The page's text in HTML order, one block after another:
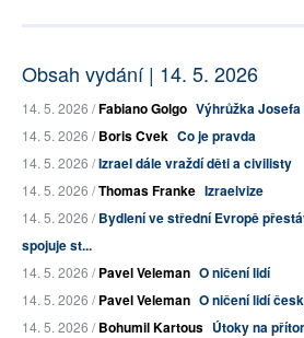
Obsah vydání | 14. 5. 2026
14. 5. 2026 /Fabiano Golgo Výhrůžka
14. 5. 2026 /Boris Cvek Co je pravda
14. 5. 2026 /Izrael dále vraždí děti a civilisty
14. 5. 2026 /Thomas Franke Izraelvize
14. 5. 2026 /Bydlení ve střední Evropě
spojuje st...
14. 5. 2026 /Pavel Veleman O ničení lidí
14. 5. 2026 /Pavel Veleman O ničení lidí
14. 5. 2026 /Bohumil Kartous Útoky na